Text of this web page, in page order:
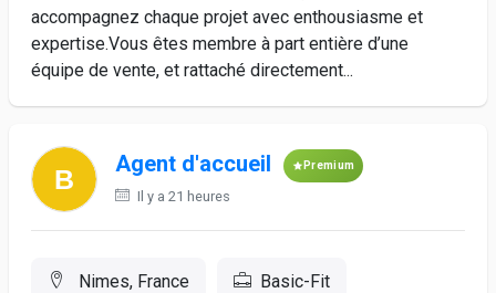
accompagnez chaque projet avec enthousiasme et
expertise.Vous êtes membre à part entière d’une
équipe de vente, et rattaché directement...
Agent d'accueil Premium
Il y a 21 heures
Nimes, France Basic-Fit